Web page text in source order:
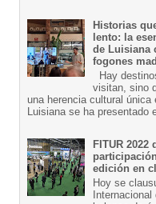
Historias
lento: la
de Luisiana
fogones
Hay
visitan, sino
una herencia cultural única
Luisiana se ha presentado
FITUR 2022
edición en
Hoy se